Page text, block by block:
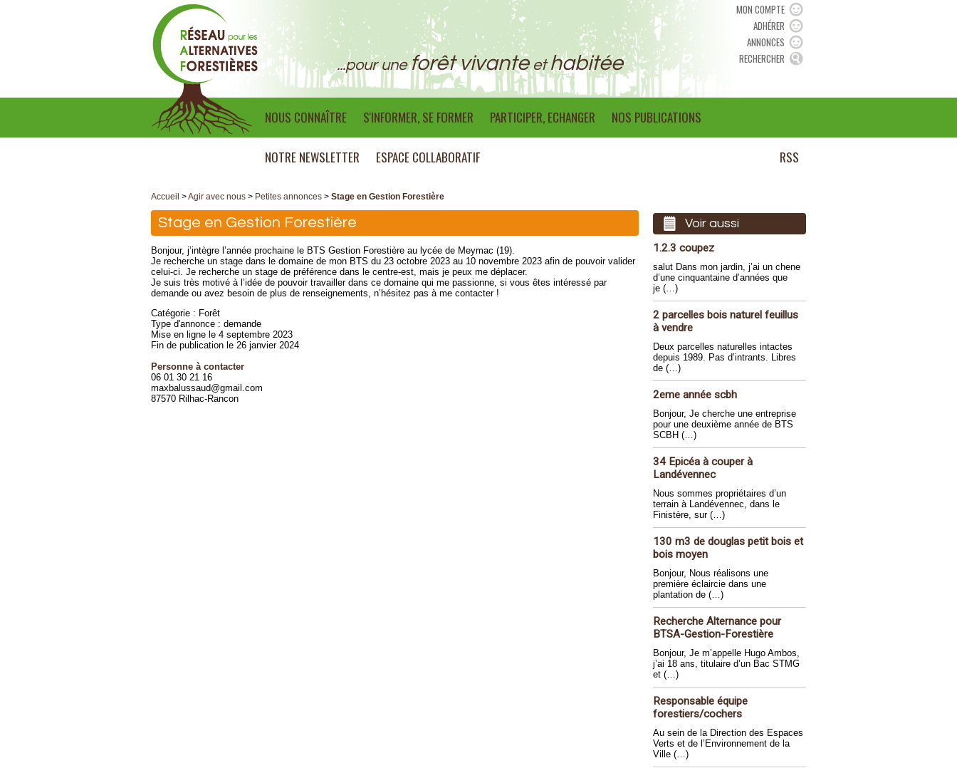
...pour uneforêt vivanteethabitée
MON COMPTE
ADHÉRER
ANNONCES
RECHERCHER
NOUS CONNAÎTRE S'INFORMER, SE FORMER PARTICIPER, ECHANGER NOS PUBLICATIONS
NOTRE NEWSLETTER ESPACE COLLABORATIF RSS
Accueil >Agir avec nous > Petites annonces > Stage en Gestion Forestière
Stage en Gestion Forestière
Bonjour, j’intègre l’année prochaine le BTS Gestion Forestière au lycée de Meymac (19).
Je recherche un stage dans le domaine de mon BTS du 23 octobre 2023 au 10 novembre 2023 afin de pouvoir valider
celui-ci. Je recherche un stage de préférence dans le centre-est, mais je peux me déplacer.
Je suis très motivé à l’idée de pouvoir travailler dans ce domaine qui me passionne, si vous êtes intéressé par
demande ou avez besoin de plus de renseignements, n’hésitez pas à me contacter !
Catégorie : Forêt
Type d'annonce : demande
Mise en ligne le 4 septembre 2023
Fin de publication le 26 janvier 2024
Personne à contacter
06 01 30 21 16
maxbalussaud@gmail.com
87570 Rilhac-Rancon
Voir aussi
1.2.3 coupez
salut Dans mon jardin, j’ai un chene
d’une cinquantaine d’années que
je (…)
2 parcelles bois naturel feuillus
à vendre
Deux parcelles naturelles intactes
depuis 1989. Pas d’intrants. Libres
de (…)
2eme année scbh
Bonjour, Je cherche une entreprise
pour une deuxième année de BTS
SCBH (…)
34 Epicéa à couper à
Landévennec
Nous sommes propriétaires d’un
terrain à Landévennec, dans le
Finistère, sur (…)
130 m3 de douglas petit bois et
bois moyen
Bonjour, Nous réalisons une
première éclaircie dans une
plantation de (…)
Recherche Alternance pour
BTSA-Gestion-Forestière
Bonjour, Je m’appelle Hugo Ambos,
j’ai 18 ans, titulaire d’un Bac STMG
et (…)
Responsable équipe
forestiers/cochers
Au sein de la Direction des Espaces
Verts et de l’Environnement de la
Ville (…)